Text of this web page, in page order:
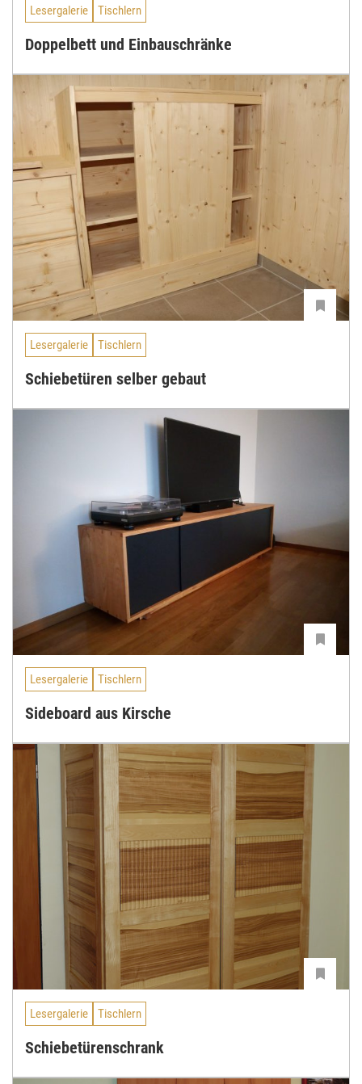
Lesergalerie Tischlern
Doppelbett und Einbauschränke
Lesergalerie Tischlern
Schiebetüren selber gebaut
Lesergalerie Tischlern
Sideboard aus Kirsche
Lesergalerie Tischlern
Schiebetürenschrank